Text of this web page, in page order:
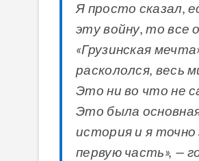
Я просто сказал,
эту войну, то все
«Грузинская
раскололся, весь
Это ни во что не
Это была
история и я
первую часть», —